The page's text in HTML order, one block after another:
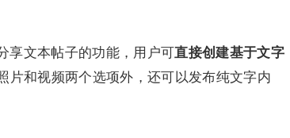
享文本帖子的功能，用户可直接创建基于文字
片和视频两个选项外，还可以发布纯文字内